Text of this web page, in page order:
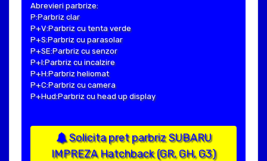
Abrevieri parbrize:
P:Parbriz clar
P+V:Parbriz cu tenta verde
P+S:Parbriz cu parasolar
P+SE:Parbriz cu senzor
P+I:Parbriz cu incalzire
P+H:Parbriz heliomat
P+C:Parbriz cu camera
P+Hud:Parbriz cu head up display
Solicita pret parbriz SUBARU
IMPREZA Hatchback (GR, GH, G3)